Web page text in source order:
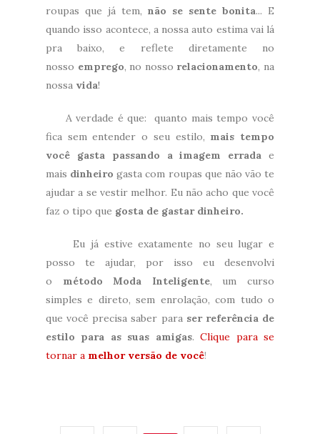
roupas que já tem, não se sente bonita... E
quando isso acontece, a nossa auto estima vai lá
pra baixo, e reflete diretamente no
nosso emprego, no nosso relacionamento, na
nossa vida!
A verdade é que: quanto mais tempo você
fica sem entender o seu estilo, mais tempo
você gasta passando a imagem errada e
mais dinheirogasta com roupas que não vão te
ajudar a se vestir melhor. Eu não acho que você
faz o tipo que gosta de gastar dinheiro.
Eu já estive exatamente no seu lugar e
posso te ajudar, por isso eu desenvolvi
o método Moda Inteligente, um curso
simples e direto, sem enrolação, com tudo o
que você precisa saber para ser referência de
estilo para as suas amigas.Clique para se
tornar a melhor versão de você!